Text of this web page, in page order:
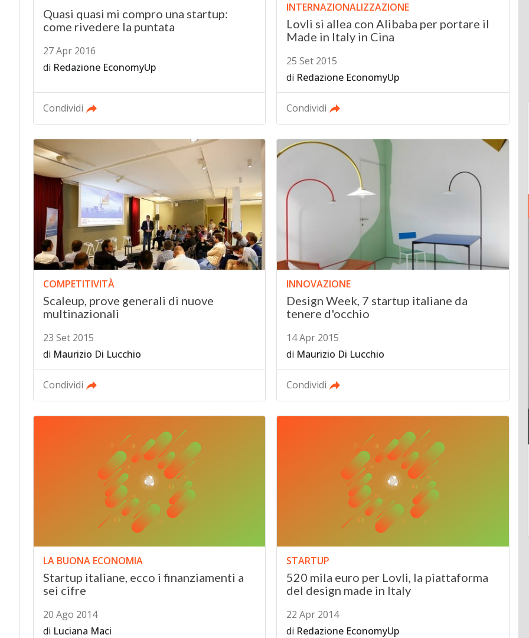
Quasi quasi mi compro una startup:
come rivedere la puntata
27 Apr 2016
di Redazione EconomyUp
Condividi
INTERNAZIONALIZZAZIONE
Lovli si allea con Alibaba per portare il
Made in Italy in Cina
25 Set 2015
di Redazione EconomyUp
Condividi
COMPETITIVITÀ
Scaleup, prove generali di nuove
multinazionali
23 Set 2015
di Maurizio Di Lucchio
Condividi
INNOVAZIONE
Design Week, 7 startup italiane da
tenere d'occhio
14 Apr 2015
di Maurizio Di Lucchio
Condividi
LA BUONA ECONOMIA
Startup italiane, ecco i finanziamenti a
sei cifre
20 Ago 2014
di Luciana Maci
STARTUP
520 mila euro per Lovli, la piattaforma
del design made in Italy
22 Apr 2014
di Redazione EconomyUp